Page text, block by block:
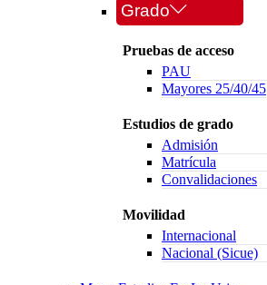
Grado
Pruebas de acceso
PAU
Mayores 25/40/45
Estudios de grado
Admisión
Matrícula
Convalidaciones
Movilidad
Internacional
Nacional (Sicue)